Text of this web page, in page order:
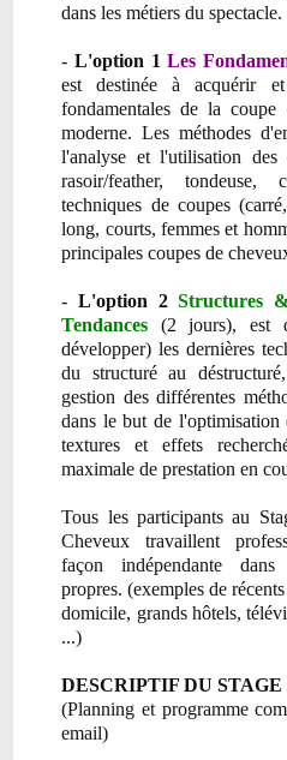
dans les métiers du spectacle.
- L'option 1Les
est destinée à acquérir
fondamentales de la
moderne. Les méthodes
l'analyse et l'utilisation des
rasoir/feather,
techniques de coupes
long, courts, femmes et
principales coupes de
- L'option 2Structures
Tendances (2 jours), est
développer) les dernières
du structuré au
gestion des différentes
dans le but de
textures et effets
maximale de prestation en
Tous les participants au
Cheveux travaillent
façon indépendante
propres. (exemples de
domicile, grands hôtels,
...)
DESCRIPTIF DU STAGE
(Planning et programme
email)